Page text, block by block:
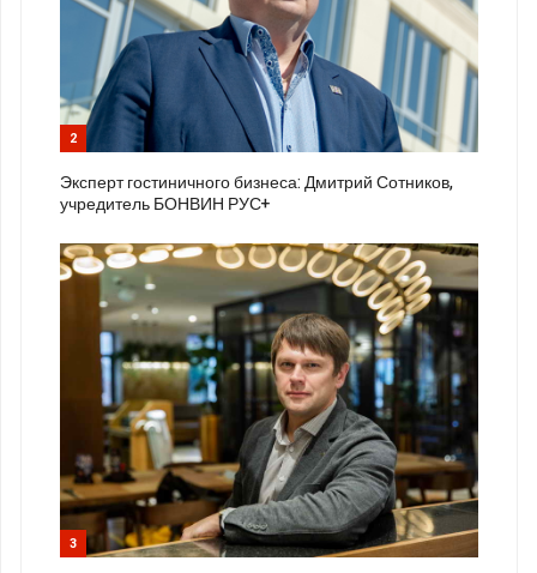
2
Эксперт гостиничного бизнеса: Дмитрий Сотников,
учредитель БОНВИН РУС+
3